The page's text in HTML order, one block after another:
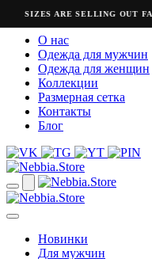
SIZES ARE SELLING OUT
О нас
Одежда для мужчин
Одежда для женщин
Коллекции
Размерная сетка
Контакты
Блог
Новинки
Для мужчин